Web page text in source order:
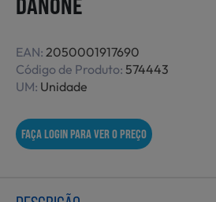
Refeições Prontas
EAN: 2050001917690
Código de Produto: 574443
UM: Unidade
FAÇA LOGIN PARA VER O PREÇO